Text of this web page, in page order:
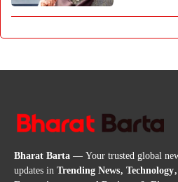
Bharat Barta— Your trusted global
updates inTrending News,